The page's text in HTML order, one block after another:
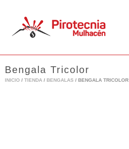
contenido
Bengala Tricolor
INICIO / TIENDA / BENGALAS / BENGALA TRICOLOR